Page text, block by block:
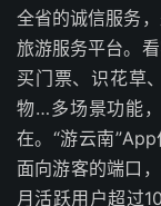
全省的诚信服务
旅游服务平台。
买门票、识花草
物…多场景功能
在。“游云南
面向游客的端口
月活跃用户超过